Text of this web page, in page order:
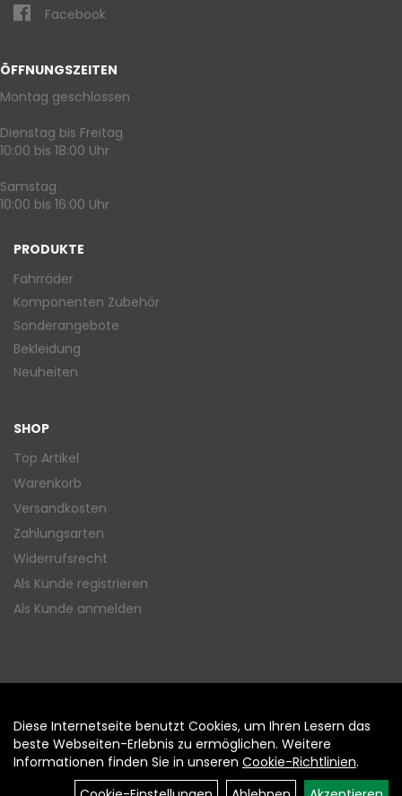
Facebook
ÖFFNUNGSZEITEN
Montag geschlossen
Dienstag bis Freitag
10:00 bis 18:00 Uhr
Samstag
10:00 bis 16:00 Uhr
PRODUKTE
Fahrräder
Komponenten Zubehör
Sonderangebote
Bekleidung
Neuheiten
SHOP
Top Artikel
Warenkorb
Versandkosten
Zahlungsarten
Widerrufsrecht
Als Kunde registrieren
Als Kunde anmelden
Diese Internetseite benutzt Cookies, um Ihren Lesern das
beste Webseiten-Erlebnis zu ermöglichen. Weitere
Informationen finden Sie in unseren Cookie-Richtlinien.
Auftrag widerrufen